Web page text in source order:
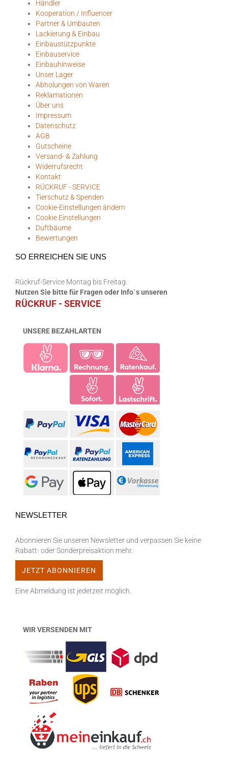
Händler
Kooperation / Influencer
Partner & Umbauten
Lackierung & Einbau
Einbaustützpunkte
Einbauservice
Einbauhinweise
Unser Lager
Abholungen von Waren
Reklamationen
Über uns
Impressum
Datenschutz
AGB
Gutscheine
Versand- & Zahlung
Widerrufsrecht
Kontakt
RÜCKRUF - SERVICE
Tierschutz & Spenden
Cookie-Einstellungen ändern
Cookie Einstellungen
Duftbäume
Bewertungen
SO ERREICHEN SIE UNS
Rückruf-Service Montag bis Freitag:
Nutzen Sie bitte für Fragen oder Info`s unseren
RÜCKRUF - SERVICE
UNSERE BEZAHLARTEN
NEWSLETTER
Abonnieren Sie unseren Newsletter und verpassen Sie keine
Rabatt- oder Sonderpreisaktion mehr.
Eine Abmeldung ist jederzeit möglich.
WIR VERSENDEN MIT